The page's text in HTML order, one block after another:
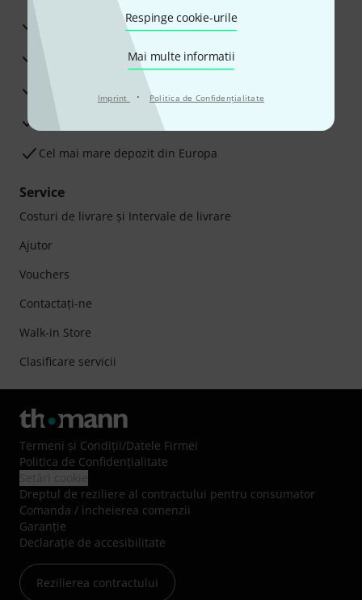
Respinge cookie-urile
Mai multe informatii
Imprint · Politica de Confidenţialitate
Garanţia returnării banilor în 30 de zile
Service Reparații
Sfaturi de la experții noștri
Cel mai mare depozit din Europa
Service
Costuri de livrare şi Intervale de livrare
Ajutor
Vouchers
Contactaţi-ne
Walk-in Store
Clasificare servicii
Termeni şi Condiţii/Datele Firmei
Politica de Confidenţialitate
Dreptul de reziliere al contractului pentru consumator
Comanda / incheierea comenzii
Garanție
Declarație de accesibilitate
Rezilierea contractului